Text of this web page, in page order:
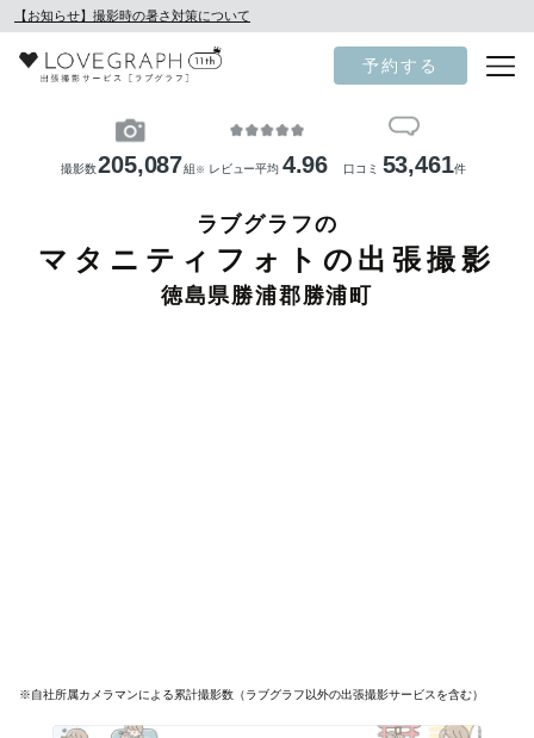
【お知らせ】撮影時の暑さ対策について
予約する
撮影数205,087組 ※ レビュー平均 4.96 口コミ 53,461件
ラブグラフの
マタニティフォトの出張撮影
徳島県勝浦郡勝浦町
※自社所属カメラマンによる累計撮影数（ラブグラフ以外の出張撮影サービスを含む）